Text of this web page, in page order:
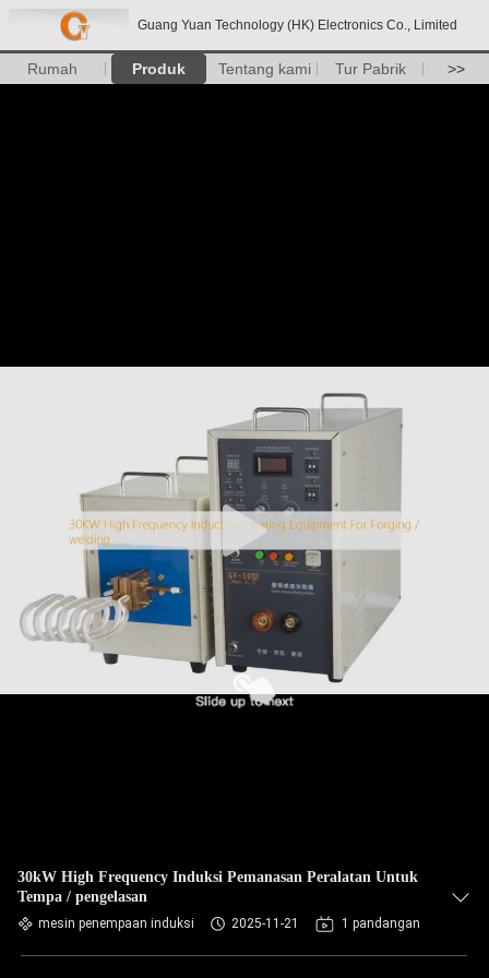
Guang Yuan Technology (HK) Electronics Co., Limited
Rumah Produk Tentang kami Tur Pabrik >>
30kW High Frequency Induksi Pemanasan Peralatan Untuk
Tempa / pengelasan
mesin penempaan induksi 2025-11-21 1 pandangan